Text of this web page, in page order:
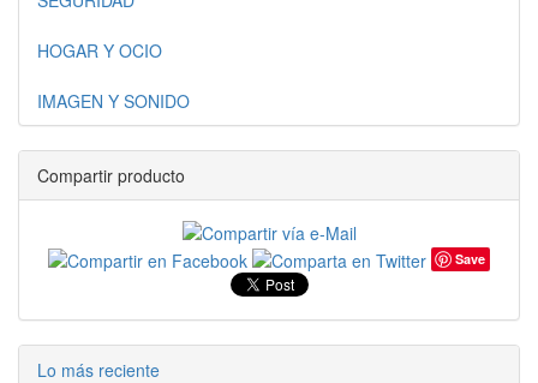
HOGAR Y OCIO
IMAGEN Y SONIDO
Compartir producto
Save
Lo más reciente